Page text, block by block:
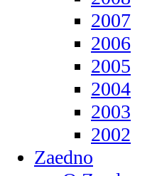
2007
2006
2005
2004
2003
2002
Zaedno